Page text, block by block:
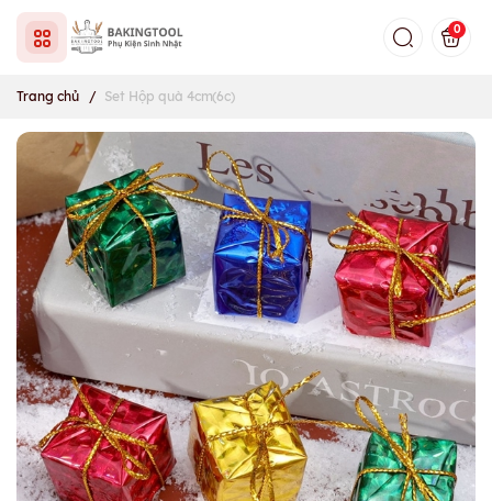
0
Trang chủ / Set Hộp quà 4cm(6c)